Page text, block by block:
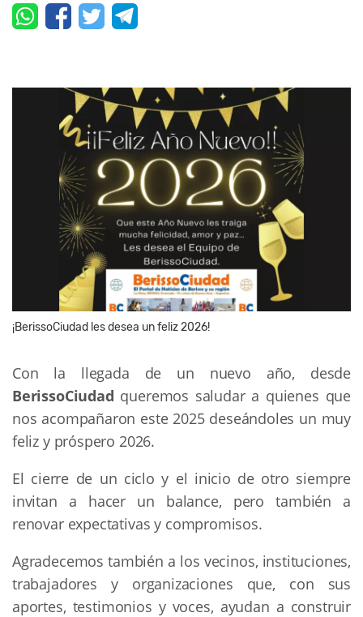
¡BerissoCiudad les desea un feliz 2026!
Con la llegada de un nuevo año, desde
BerissoCiudad queremos saludar a quienes que
nos acompañaron este 2025 deseándoles un muy
feliz y próspero 2026.
El cierre de un ciclo y el inicio de otro siempre
invitan a hacer un balance, pero también a
renovar expectativas y compromisos.
Agradecemos también a los vecinos, instituciones,
trabajadores y organizaciones que, con sus
aportes, testimonios y voces, ayudan a construir